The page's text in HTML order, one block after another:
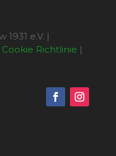
e.V. |
Cookie Richtlinie |